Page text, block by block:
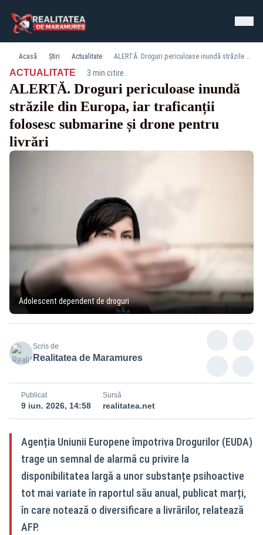
Acasă Știri Actualitate ALERTĂ. Droguri periculoase inundă străzile din Europa, iar traficanții folosesc submarine și drone pentru livrări
ACTUALITATE· 3 min citire
ALERTĂ. Droguri periculoase inundă
străzile din Europa, iar traficanții
folosesc submarine și drone pentru
livrări
Adolescent dependent de droguri
Scris de
Realitatea de Maramures
Publicat
9 iun. 2026, 14:58
Sursă
realitatea.net
Agenția Uniunii Europene împotriva Drogurilor (EUDA)
trage un semnal de alarmă cu privire la
disponibilitatea largă a unor substanțe psihoactive
tot mai variate în raportul său anual, publicat marți,
în care notează o diversificare a livrărilor, relatează
AFP.